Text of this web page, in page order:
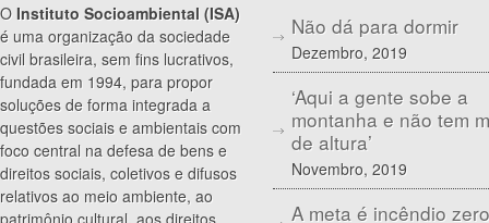
O Instituto Socioambiental (ISA)
é uma organização da sociedade
civil brasileira, sem fins lucrativos,
fundada em 1994, para propor
soluções de forma integrada a
questões sociais e ambientais com
foco central na defesa de bens e
direitos sociais, coletivos e difusos
relativos ao meio ambiente, ao
patrimônio cultural, aos direitos
Não dá para dormir
Dezembro, 2019
‘Aqui a gente sobe a
montanha e não tem
de altura’
Novembro, 2019
A meta é incêndio zero